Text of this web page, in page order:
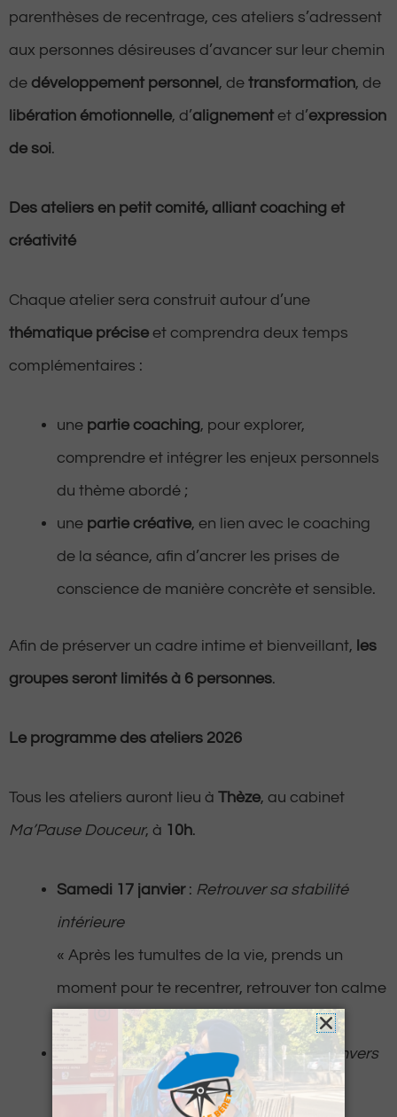
parenthèses de recentrage, ces ateliers s’adressent
aux personnes désireuses d’avancer sur leur chemin
de développement personnel , de transformation, de
libération émotionnelle, d’alignement et d’expression
de soi.
Des ateliers en petit comité, alliant coaching et
créativité
Chaque atelier sera construit autour d’une
thématique précise et comprendra deux temps
complémentaires :
une partie coaching, pour explorer,
comprendre et intégrer les enjeux personnels
du thème abordé ;
une partie créative, en lien avec le coaching
de la séance, afin d’ancrer les prises de
conscience de manière concrète et sensible.
Afin de préserver un cadre intime et bienveillant, les
groupes seront limités à 6 personnes.
Le programme des ateliers 2026
Tous les ateliers auront lieu à Thèze, au cabinet
Ma’Pause Douceur, à 10h.
Samedi 17 janvier: Retrouver sa stabilité
intérieure
« Après les tumultes de la vie, prends un
moment pour te recentrer, retrouver ton calme
et t’ancrer dans ton énergie. »
Samedi 7 février:Rouvrir la tendresse envers
soi